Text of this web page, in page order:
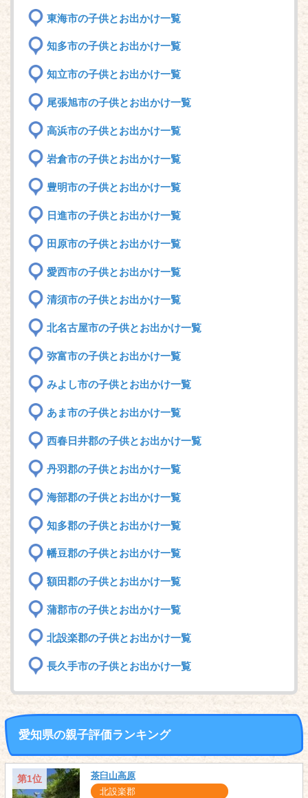
東海市の子供とお出かけ一覧
知多市の子供とお出かけ一覧
知立市の子供とお出かけ一覧
尾張旭市の子供とお出かけ一覧
高浜市の子供とお出かけ一覧
岩倉市の子供とお出かけ一覧
豊明市の子供とお出かけ一覧
日進市の子供とお出かけ一覧
田原市の子供とお出かけ一覧
愛西市の子供とお出かけ一覧
清須市の子供とお出かけ一覧
北名古屋市の子供とお出かけ一覧
弥富市の子供とお出かけ一覧
みよし市の子供とお出かけ一覧
あま市の子供とお出かけ一覧
西春日井郡の子供とお出かけ一覧
丹羽郡の子供とお出かけ一覧
海部郡の子供とお出かけ一覧
知多郡の子供とお出かけ一覧
幡豆郡の子供とお出かけ一覧
額田郡の子供とお出かけ一覧
蒲郡市の子供とお出かけ一覧
北設楽郡の子供とお出かけ一覧
長久手市の子供とお出かけ一覧
愛知県の親子評価ランキング
第1位 茶臼山高原
北設楽郡